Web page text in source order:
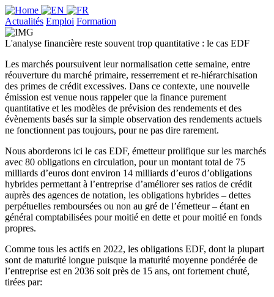
Actualités Emploi Formation
L'analyse financière reste souvent trop quantitative : le cas EDF
Les marchés poursuivent leur normalisation cette semaine, entre
réouverture du marché primaire, resserrement et re-hiérarchisation
des primes de crédit excessives. Dans ce contexte, une nouvelle
émission est venue nous rappeler que la finance purement
quantitative et les modèles de prévision des rendements et des
évènements basés sur la simple observation des rendements actuels
ne fonctionnent pas toujours, pour ne pas dire rarement.
Nous aborderons ici le cas EDF, émetteur prolifique sur les marchés
avec 80 obligations en circulation, pour un montant total de 75
milliards d’euros dont environ 14 milliards d’euros d’obligations
hybrides permettant à l’entreprise d’améliorer ses ratios de crédit
auprès des agences de notation, les obligations hybrides – dettes
perpétuelles remboursées ou non au gré de l’émetteur – étant en
général comptabilisées pour moitié en dette et pour moitié en fonds
propres.
Comme tous les actifs en 2022, les obligations EDF, dont la plupart
sont de maturité longue puisque la maturité moyenne pondérée de
l’entreprise est en 2036 soit près de 15 ans, ont fortement chuté,
tirées par: